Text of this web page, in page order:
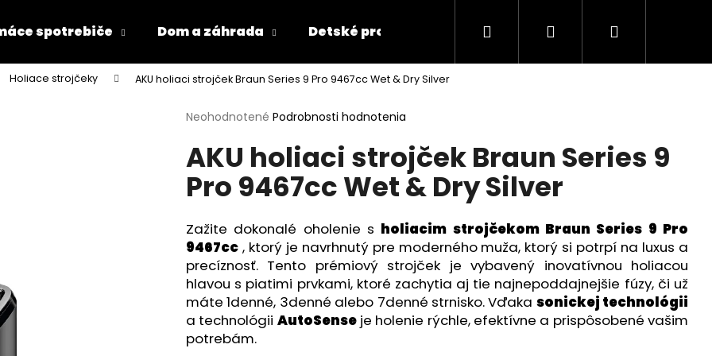
spotrebiče Dom a záhrada Detské produkty Elektronika Zdravotné
Hľadať PrihlásenieNákupný
Holiace strojčeky AKU holiaci strojček Braun Series 9 Pro 9467cc Wet & Dry Silver
Priemerné
produktu
je
0,0
hviezdičiek.
Neohodnotené Podrobnosti hodnotenia
AKU holiaci strojček Braun Series 9
Pro 9467cc Wet & Dry Silver
Zažite dokonalé oholenie s holiacim strojčekom Braun Series 9 Pro
9467cc , ktorý je navrhnutý pre moderného muža, ktorý si potrpí na luxus a
precíznosť. Tento prémiový strojček je vybavený inovatívnou holiacou
hlavou s piatimi prvkami, ktoré zachytia aj tie najnepoddajnejšie fúzy, či už
máte 1denné, 3denné alebo 7denné strnisko. Vďaka sonickej technológii
a technológii AutoSenseje holenie rýchle, efektívne a prispôsobené vašim
potrebám.
Čo potrebujete nájsť?
HĽADAŤ
Nasledujúce